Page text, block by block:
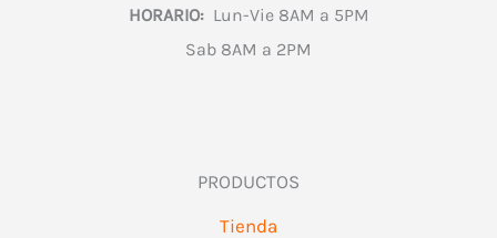
HORARIO:Lun-Vie 8AM a 5PM
Sab 8AM a 2PM
PRODUCTOS
Tienda